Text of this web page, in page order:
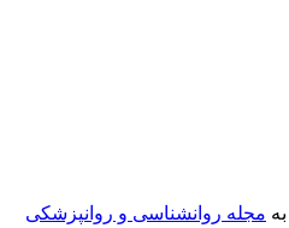
مجله روانشناسی و روانپزشکی